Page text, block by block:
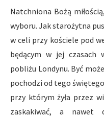
Natchniona Bożą
wyboru. Jak starożytna
w celi przy kościele pod
będącym w jej czasach
pobliżu Londynu. Być
pochodzi od tego
przy którym żyła przez
zaskakiwać, a nawet